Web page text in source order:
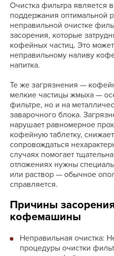
Очистка фильтра является
поддержания
неправильной очистке
засорения, которые
кофейных частиц. Это
неправильному наливу
напитка.
Те же загрязнения —
мелкие частицы жмыха —
фильтре, но и на
заварочного блока.
нарушает равномерное
кофейную таблетку,
сопровождаться
случаях помогает
отложениях нужны
или раствор — обычное
справляется.
Причины
кофемашины
Неправильная очистка:
процедуры очистки